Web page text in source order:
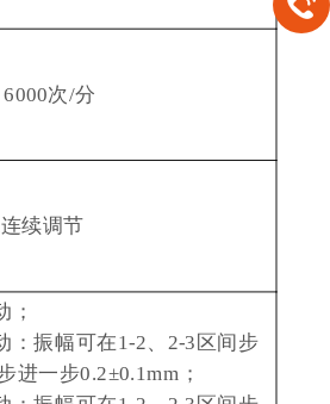
次/分
续调节
；
：振幅可在1-2、2-3区间步
进一步0.2±0.1mm；